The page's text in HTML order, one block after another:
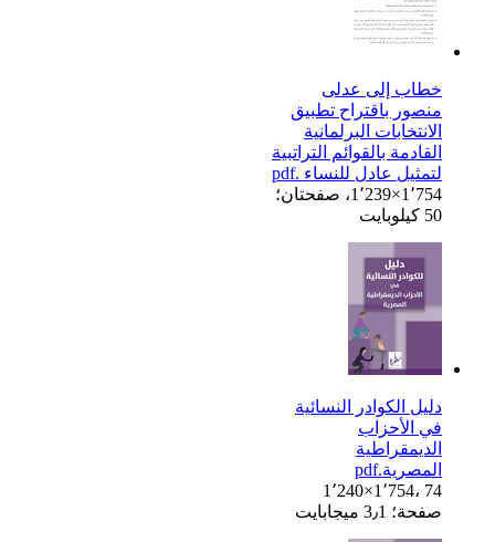
خطاب إلى عدلى
منصور باقتراح تطبيق
الانتخابات البرلمانية
القادمة بالقوائم التراتبية
لتمثيل عادل للنساء .pdf
1٬239×1٬754، صفحتان؛
50 كيلوبايت
دليل الكوادر النسائية
في الأحزاب
الديمقراطية
المصرية.pdf
1٬240×1٬754، 74
صفحة؛ 3٫1 ميجابايت